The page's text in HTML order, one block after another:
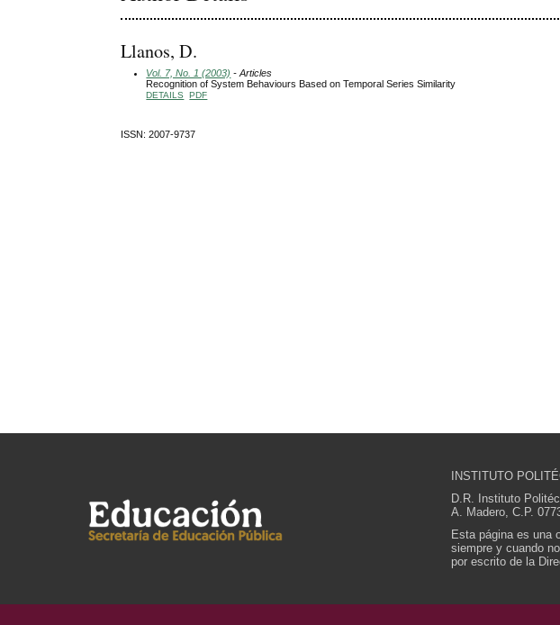
Llanos, D.
Vol. 7, No. 1 (2003) - Articles
Recognition of System Behaviours Based on Temporal Series Similarity
DETAILS PDF
ISSN: 2007-9737
INSTITUTO
D.R. Instituto
A. Madero, C.P.
Esta página es una
siempre y cuando
por escrito de la